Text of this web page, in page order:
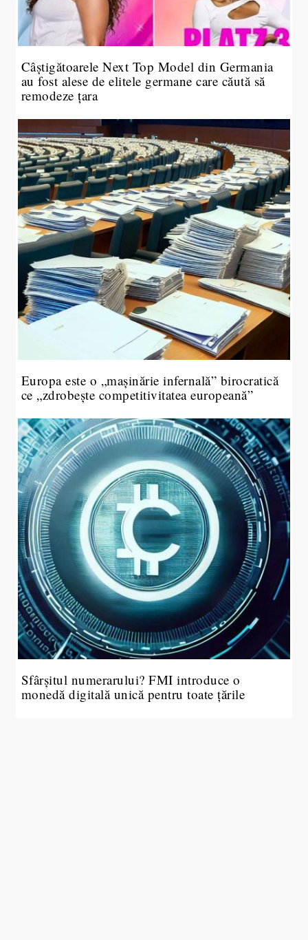
Câștigătoarele Next Top Model din Germania
au fost alese de elitele germane care căută să
remodeze țara
Europa este o „mașinărie infernală” birocratică
ce „zdrobește competitivitatea europeană”
Sfârșitul numerarului? FMI introduce o
monedă digitală unică pentru toate țările